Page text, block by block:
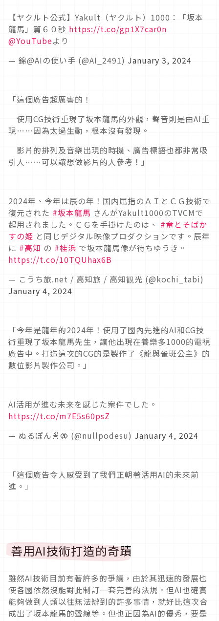
【ヤクルト公式】Yakult（ヤクルト）1000：「坂本
龍馬」篇６０秒 https://t.co/gp1X7car0n
@YouTubeより
— 錦@AIの使い手 (@AI_2491) January 3, 2024
「這個廣告超厲害的！
使用CG技術重現了坂本龍馬的外觀，聲音則是由AI重
現……因為太過生動，根本沒有發現。
影片的排列及音樂出現的時機、廣告標語也都非常吸
引人……可以讓想做影片的人參考！」
2024年、今年は辰の年！国内屈指のＡＩとＣＧ技術で
復元された #坂本龍馬 さんがYakult1000のTVCMで
起用されました。ＣＧを手掛けたのは、 #竜とそばか
すの姫 と同じデジタル映像プロダクションです。辰年
に #高知 の #桂浜 で坂本龍馬像が待ちゆうき。
https://t.co/10TQUhax6B
— こうち旅.net / 高知旅 / 高知観光 (@kochi_tabi)
January 4, 2024
「今年是龍年的2024年！使用了國內先進的AI和CG技
術重現了坂本龍馬先生，讓他出現在養樂多1000的電視
廣告中。打造這次的CG的是製作了《龍與雀斑公主》的
數位影片製作公司。」
AI活用が進む未来を感じた案件でした。
https://t.co/m7E5s60psZ
— ぬるぽん🍜🍥 (@nullpodesu) January 4, 2024
「這個廣告令人感受到了我們正朝著活用AI的未來前
進。」
善用AI技術打造的奇蹟
雖然AI技術目前有著許多的爭議，由於其迅速的發展也
使各國依然沒能對此制訂一套完善的法規。但AI也確實
能夠做到人類以往無法辦到的許多事情，就好比這次合
成出了坂本龍馬的聲線等。但也正因為AI的優秀，要是